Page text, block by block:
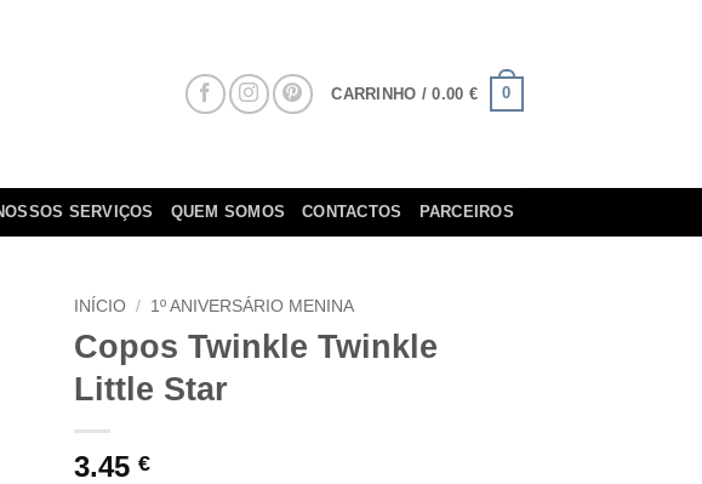
CARRINHO /0.00 € 0
SERVIÇOS QUEM SOMOS CONTACTOS PARCEIROS
INÍCIO / 1º ANIVERSÁRIO MENINA
Copos Twinkle Twinkle
Little Star
3.45€